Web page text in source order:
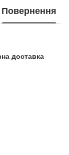
Повернення
доставка